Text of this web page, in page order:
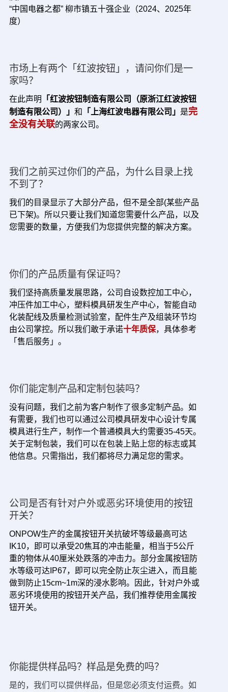
“中国电器之都” 柳市镇五十强企业（2024、2025年
度）
市场上有两个「红波按钮」，请问你们是一
家吗？
在此声明
「红波按钮制造有限公司（原浙江红波按钮
制造有限公司）」 和 「上海红波电器有限公司」 是完
全没有关联的两家公司。
我们之前买过你们的产品，为什么目录上找
不到了？
我们的目录显示了大部分产品，但不是全部(某些产品
已下架)。所以只要让我们知道您需要什么产品，以及
您需要的数量，方便我们为您提供完整的解决方案。
你们的产品质量有保证吗？
我们坚持高质量发展思路，公司自设数控加工中心，
冲压件加工中心，塑料模具研发生产中心，智能自动
化装配线及质量检测试验室，配件生产及组装环节均
由公司掌控。所以我们敢于承诺十年质保，具体参考
「售后服务」。
你们能定制产品和定制包装吗？
没有问题，我们之前为客户制作了很多定制产品。如
有需要，我们也可以通过公司模具研发中心设计专属
模具进行生产，制作一个普通模具大约需要35-45天。
关于定制包装，我们可以在包装上贴上您的标志或其
他信息。只需指出，我们都将尽力满足您的需求。
公司是否有针对户外或恶劣环境使用的按钮
开关？
ONPOW生产的金属按钮开关抗破坏等级最高可达
IK10，即可以承受20焦耳的冲击能量，相当于5公斤
重的物体从40厘米处跌落的冲击力。部分金属按钮防
水等级可达IP67，即可以完全防止灰尘进入，而且能
做到防止15cm~1m深的浸水影响。因此，针对户外或
恶劣环境使用的按钮开关产品，我们推荐使用金属按
钮开关。
你能提供样品吗？样品是免费的吗？
是的，我们可以提供样品，但是您必须支付运费。如